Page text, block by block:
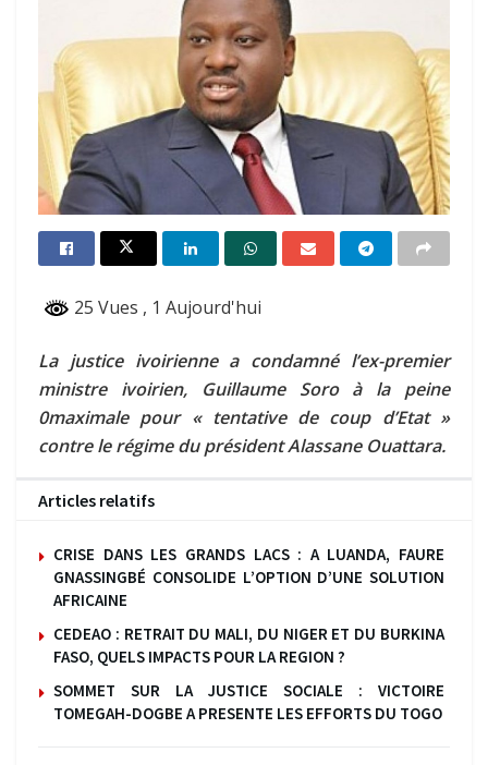
25 Vues , 1 Aujourd'hui
La justice ivoirienne a condamné l’ex-premier
ministre ivoirien, Guillaume Soro à la peine
0maximale pour « tentative de coup d’Etat »
contre le régime du président Alassane Ouattara.
Articles relatifs
CRISE DANS LES GRANDS LACS : A LUANDA, FAURE
GNASSINGBÉ CONSOLIDE L’OPTION D’UNE SOLUTION
AFRICAINE
CEDEAO : RETRAIT DU MALI, DU NIGER ET DU BURKINA
FASO, QUELS IMPACTS POUR LA REGION ?
SOMMET SUR LA JUSTICE SOCIALE : VICTOIRE
TOMEGAH-DOGBE A PRESENTE LES EFFORTS DU TOGO